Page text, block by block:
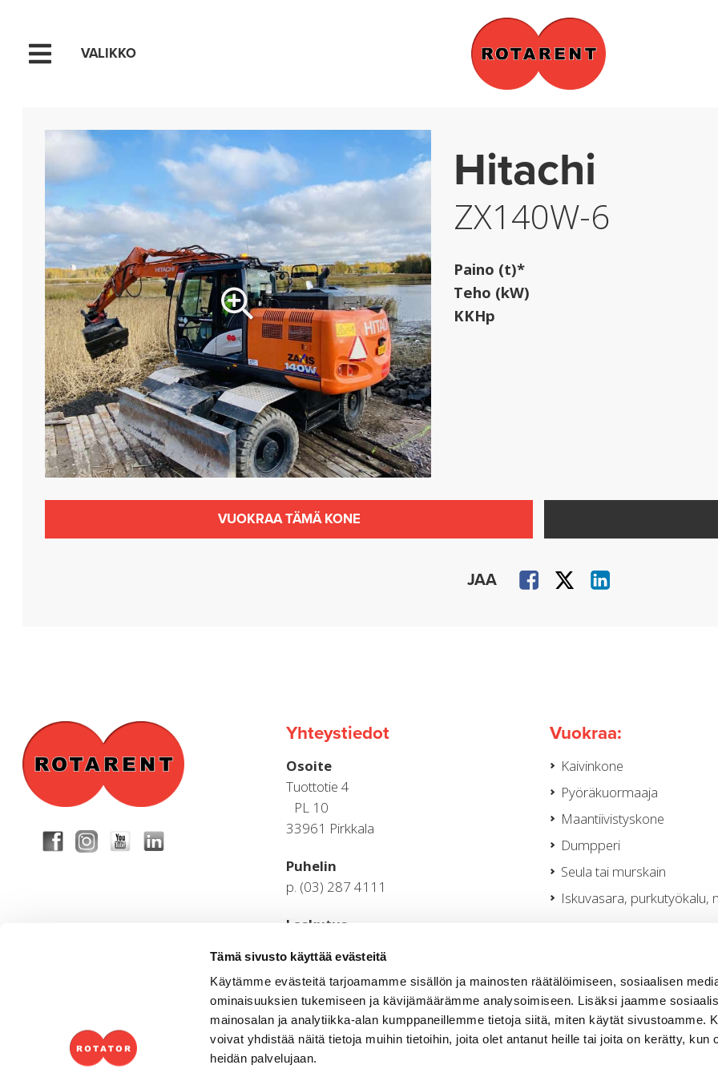
Tämä sivusto käyttää evästeitä
Käytämme evästeitä tarjoamamme sisällön ja mainosten räätälöimiseen, sosiaalisen
ominaisuuksien tukemiseen ja kävijämäärämme analysoimiseen. Lisäksi jaamme
mainosalan ja analytiikka-alan kumppaneillemme tietoja siitä, miten käytät sivustoamme.
voivat yhdistää näitä tietoja muihin tietoihin, joita olet antanut heille tai joita on kerätty, kun
heidän palvelujaan.
VALIKKO
Hitachi
ZX140W-6
Paino (t)*
Teho (kW)
KKHp
VUOKRAA TÄMÄ KONE
JAA
Yhteystiedot
Osoite
Tuottotie 4
PL 10
33961 Pirkkala
Puhelin
p. (03) 287 4111
Laskutus
p. (03) 287 4218
Aukioloajat
Arkisin 8.00–16.00
Vuokraa:
Kaivinkone
Pyöräkuormaaja
Maantiivistyskone
Dumpperi
Seula tai murskain
Iskuvasara, purkutyökalu,